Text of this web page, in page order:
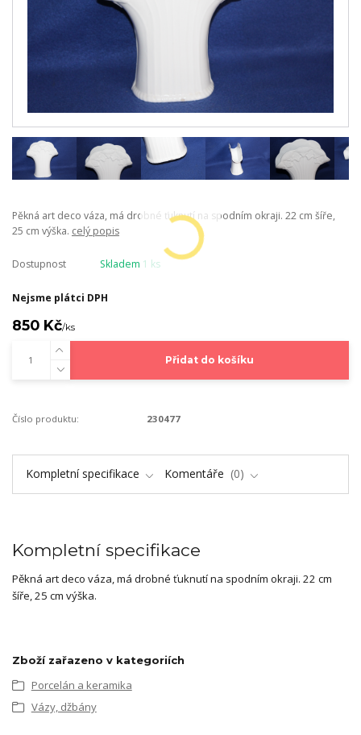
Pěkná art deco váza, má drobné ťuknutí na spodním okraji. 22 cm šíře,
25 cm výška. celý popis
Dostupnost Skladem 1 ks
Nejsme plátci DPH
850 Kč/ks
Přidat do košíku
Číslo produktu: 230477
Kompletní specifikace Komentáře 0
Kompletní specifikace
Pěkná art deco váza, má drobné ťuknutí na spodním okraji. 22 cm
šíře, 25 cm výška.
Zboží zařazeno v kategoriích
Porcelán a keramika
Vázy, džbány